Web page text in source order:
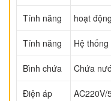
Tính năng hoạt
Tính năng Hệ
Bình chứa Chứa
Điện áp AC220V/